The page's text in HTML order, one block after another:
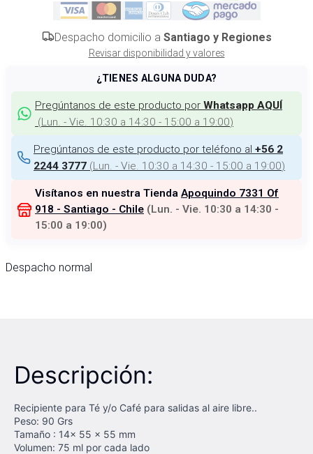
Despacho domicilio a Santiago y Regiones
Revisar disponibilidad y valores
¿TIENES ALGUNA DUDA?
Pregúntanos de este producto por Whatsapp AQUÍ
(Lun. - Vie. 10:30 a 14:30 - 15:00 a 19:00)
Pregúntanos de este producto por teléfono al +56 2
2244 3777 (Lun. - Vie. 10:30 a 14:30 - 15:00 a 19:00)
Visítanos en nuestra Tienda Apoquindo 7331 Of
918 - Santiago - Chile (Lun. - Vie. 10:30 a 14:30 -
15:00 a 19:00)
Despacho normal
Descripción:
Recipiente para Té y/o Café para salidas al aire libre..
Peso: 90 Grs
Tamaño : 14x 55 x 55 mm
Volumen: 75 ml por cada lado